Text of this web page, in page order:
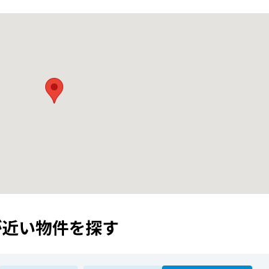
い物件を探す